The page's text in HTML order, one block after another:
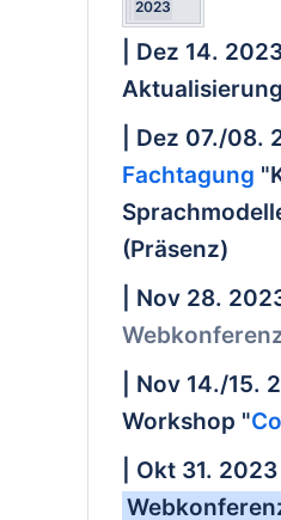
2023
| Dez 14.
| Dez 07./08.
Fachtagung
(Präsenz)
| Nov 28.
| Nov 14./15.
Workshop "
| Okt 31. 2023